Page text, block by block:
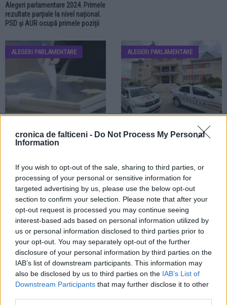
cronica de falticeni - Do Not Process My Personal
Information
If you wish to opt-out of the sale, sharing to third parties, or
processing of your personal or sensitive information for
targeted advertising by us, please use the below opt-out
section to confirm your selection. Please note that after your
opt-out request is processed you may continue seeing
interest-based ads based on personal information utilized by
us or personal information disclosed to third parties prior to
your opt-out. You may separately opt-out of the further
disclosure of your personal information by third parties on the
IAB’s list of downstream participants. This information may
also be disclosed by us to third parties on the IAB’s List of
Downstream Participants that may further disclose it to other
Alegeri parlamentare 2024. Primele
rezultate parțiale la nivel național.
PSD și AUR ocupă primele poziții
ALEGERI PARLAMENTARE
Alegeri parlamentare 2024. Peste
48% dintre fălticeneni s-au
ALEGERI PARLAMENTARE
Dosare penale întocmite la
ALEGERI PARLAMENTARE
01.12.2024
Alegeri parlamentare 2024.
Prezența la vot în municipiul
arondate. Ora 19